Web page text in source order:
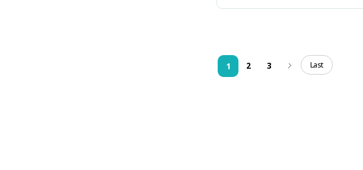
1 2 3 Last